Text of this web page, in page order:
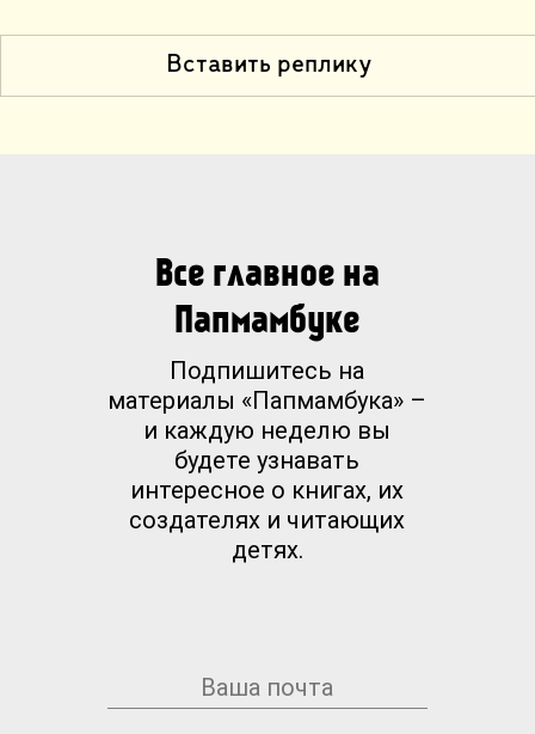
Вставить реплику
Все главное на
Папмамбуке
Подпишитесь на
материалы «Папмамбука» –
и каждую неделю вы
будете узнавать
интересное о книгах, их
создателях и читающих
детях.